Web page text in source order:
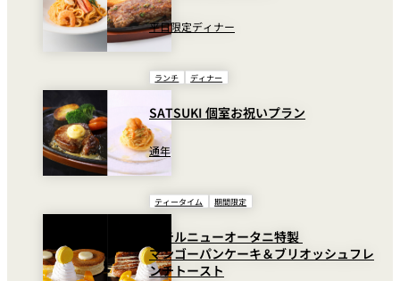
平日限定ディナー
ランチ ディナー
SATSUKI 個室お祝いプラン
通年
ティータイム 期間限定
ホテルニューオータニ特製
マンゴーパンケーキ＆ブリオッシュフレ
ンチトースト